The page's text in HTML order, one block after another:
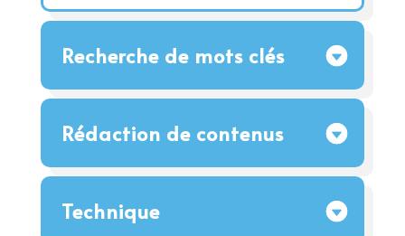
Recherche de mots clés
Rédaction de contenus
Technique